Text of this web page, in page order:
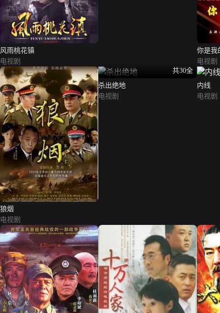
风雨桃花镇
电视剧
你是我
电视剧
狼烟
电视剧
共30全
杀出绝地
电视剧
内线
电视剧